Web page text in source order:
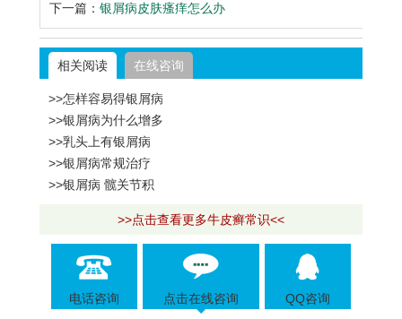
下一篇： 银屑病皮肤瘙痒怎么办
相关阅读 在线咨询
>>怎样容易得银屑病
>>银屑病为什么增多
>>乳头上有银屑病
>>银屑病常规治疗
>>银屑病 髋关节积
>>点击查看更多牛皮癣常识<<
电话咨询 点击在线咨询 QQ咨询